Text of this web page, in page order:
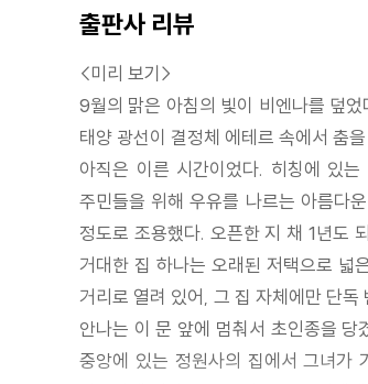
12. 이탈리아에서
copyrights
(참고) 종이책 기준 쪽수: 214 (추정치)
출판사 리뷰
<미리 보기>
9월의 맑은 아침의 빛이 비엔나를 덮
태양 광선이 결정체 에테르 속에서 춤
아직은 이른 시간이었다. 히칭에 있
주민들을 위해 우유를 나르는 아름다
정도로 조용했다. 오픈한 지 채 1년도
거대한 집 하나는 오래된 저택으로 넓
거리로 열려 있어, 그 집 자체에만 단
안나는 이 문 앞에 멈춰서 초인종을
중앙에 있는 정원사의 집에서 그녀가